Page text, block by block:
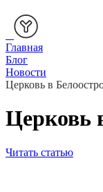
Главная
Блог
Новости
Церковь в
Церковь
Читать статью